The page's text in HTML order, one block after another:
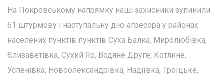
На Покровському напрямку наші захисники зупинили
61 штурмову і наступальну дію агресора у районах
населених пунктів пунктів Суха Балка, Миролюбівка,
Єлизаветівка, Сухий Яр, Водяне Друге, Котлине,
Успенівка, Новоолександрівка, Надіївка, Троїцьке,